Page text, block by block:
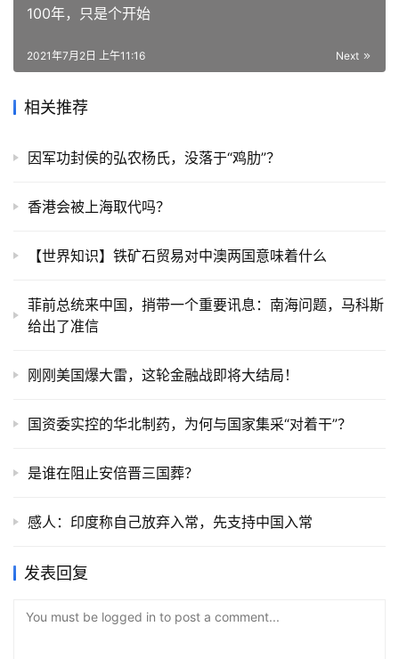
100年，只是个开始
Next
2021年7月2日 上午11:16
相关推荐
因军功封侯的弘农杨氏，没落于“鸡肋”？
香港会被上海取代吗？
【世界知识】​铁矿石贸易对中澳两国意味着什么
菲前总统来中国，捎带一个重要讯息：南海问题，马科斯
给出了准信
刚刚美国爆大雷，这轮金融战即将大结局！
国资委实控的华北制药，为何与国家集采“对着干”？
是谁在阻止安倍晋三国葬？
感人：印度称自己放弃入常，先支持中国入常
发表回复
You must be logged in to post a comment...